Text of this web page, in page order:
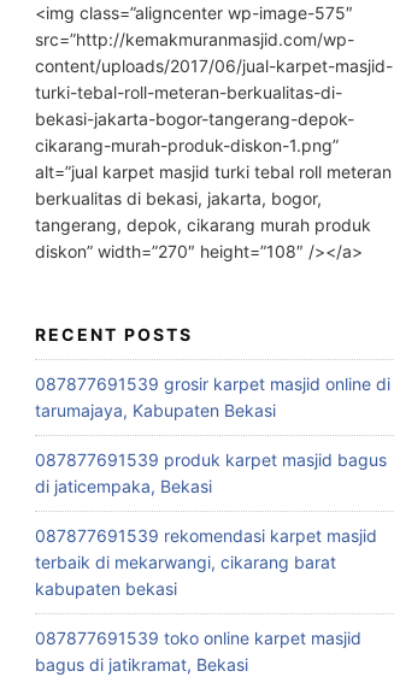
<img class=”aligncenter wp-image-575″
src=”http://kemakmuranmasjid.com/wp-
content/uploads/2017/06/jual-karpet-masjid-
turki-tebal-roll-meteran-berkualitas-di-
bekasi-jakarta-bogor-tangerang-depok-
cikarang-murah-produk-diskon-1.png”
alt=”jual karpet masjid turki tebal roll meteran
berkualitas di bekasi, jakarta, bogor,
tangerang, depok, cikarang murah produk
diskon” width=”270″ height=”108″ /></a>
RECENT POSTS
087877691539 grosir karpet masjid online di
tarumajaya, Kabupaten Bekasi
087877691539 produk karpet masjid bagus
di jaticempaka, Bekasi
087877691539 rekomendasi karpet masjid
terbaik di mekarwangi, cikarang barat
kabupaten bekasi
087877691539 toko online karpet masjid
bagus di jatikramat, Bekasi